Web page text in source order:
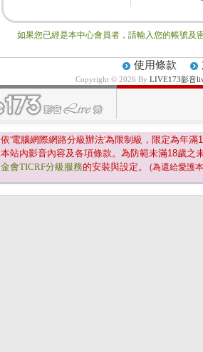
如果您已經是本中心會員者，請輸入您的帳號及
使用條款
Copyright © 2026 By LIVE173影音
依'電腦網際網路分級辦法'為限制級，限定為年滿
本站內影音內容及各項條款。為防範未滿18歲之
金會TICRF分級服務的安裝與設定。 (為還給愛護